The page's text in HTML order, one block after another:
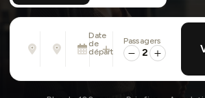
Adresse, aéroport, hôtel, ...
Adresse, aéroport, hôtel, ...
Date
de
départ
Dim. 9 Août · 01:45 PM
ajouter retour
Passagers
2